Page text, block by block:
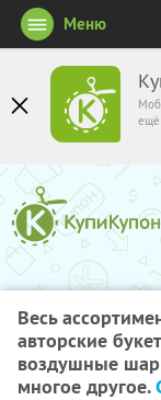
ещё
Меню
Весь
авторские
воздушные
многое другое.